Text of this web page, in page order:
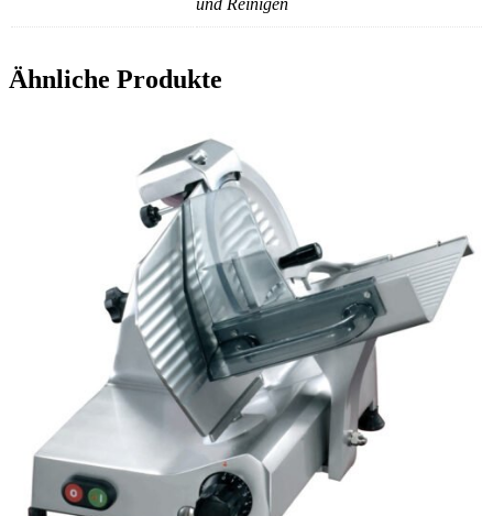
und Reinigen
Ähnliche Produkte